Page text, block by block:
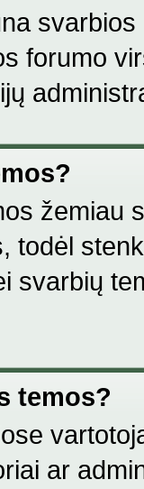
forumo
žemiau
todėl
svarbių
temos?
ar